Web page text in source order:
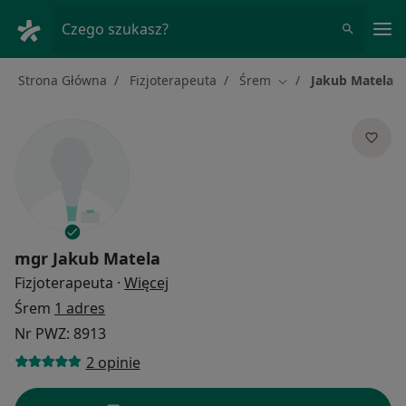
Czego szukasz?
Strona Główna Fizjoterapeuta Śrem Zmień miasto
Jakub Matela
mgr Jakub Matela
Fizjoterapeuta · Więcej
Śrem 1 adres
Nr PWZ: 8913
2 opinie